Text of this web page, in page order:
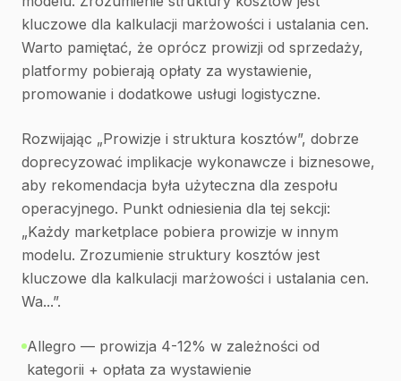
kluczowe dla kalkulacji marżowości i ustalania cen.
Warto pamiętać, że oprócz prowizji od sprzedaży,
platformy pobierają opłaty za wystawienie,
promowanie i dodatkowe usługi logistyczne.
Rozwijając „Prowizje i struktura kosztów”, dobrze
doprecyzować implikacje wykonawcze i biznesowe,
aby rekomendacja była użyteczna dla zespołu
operacyjnego. Punkt odniesienia dla tej sekcji:
„Każdy marketplace pobiera prowizje w innym
modelu. Zrozumienie struktury kosztów jest
kluczowe dla kalkulacji marżowości i ustalania cen.
Wa...”.
Allegro — prowizja 4-12% w zależności od
kategorii + opłata za wystawienie